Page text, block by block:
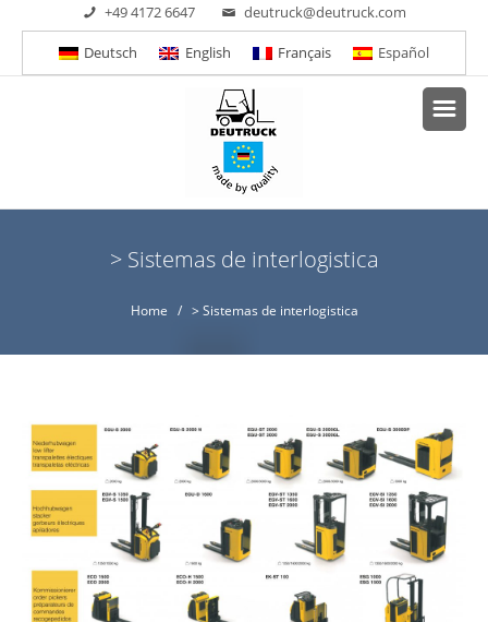
+49 4172 6647 deutruck@deutruck.com
Deutsch English Français Español
> Sistemas de interlogistica
Home / > Sistemas de interlogistica